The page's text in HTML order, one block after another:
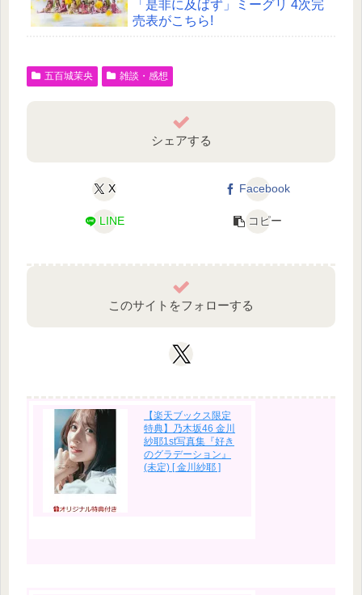
「是非に及ばず」ミーグリ 4次完
売表がこちら!
五百城茉央 雑談・感想
シェアする
X Facebook
LINE コピー
このサイトをフォローする
【楽天ブックス限定
特典】乃木坂46 金川
紗耶1st写真集『好き
のグラデーション』
(未定) [ 金川紗耶 ]